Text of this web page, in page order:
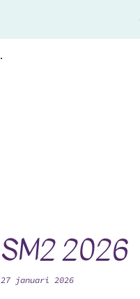
SM2 2026
27 januari 2026